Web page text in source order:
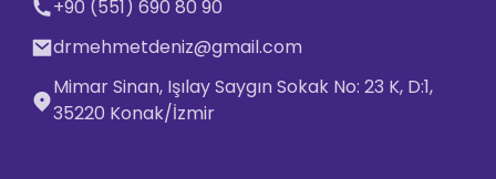
+90 (551) 690 80 90
drmehmetdeniz@gmail.com
Mimar Sinan, Işılay Saygın Sokak No: 23 K, D:1,
35220 Konak/İzmir